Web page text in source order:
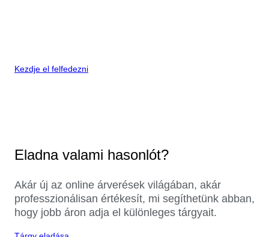
Kezdje el felfedezni
Eladna valami hasonlót?
Akár új az online árverések világában, akár
professzionálisan értékesít, mi segíthetünk abban,
hogy jobb áron adja el különleges tárgyait.